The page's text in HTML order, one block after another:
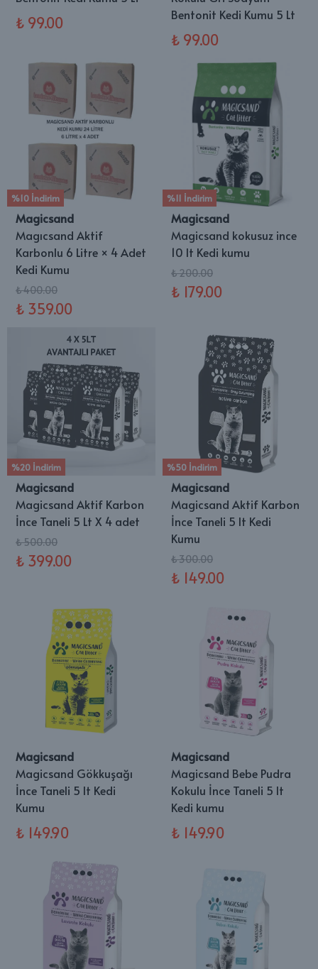
₺ 99.00
Bentonit Kedi Kumu 5 Lt
₺ 99.00
%10 İndirim
Magicsand
Magıcsand Aktif
Karbonlu 6 Litre × 4 Adet
Kedi Kumu
₺ 400.00
₺ 359.00
%11 İndirim
Magicsand
Magicsand kokusuz ince
10 lt Kedi kumu
₺ 200.00
₺ 179.00
%20 İndirim
Magicsand
Magicsand Aktif Karbon
İnce Taneli 5 Lt X 4 adet
₺ 500.00
₺ 399.00
%50 İndirim
Magicsand
Magicsand Aktif Karbon
İnce Taneli 5 lt Kedi
Kumu
₺ 300.00
₺ 149.00
Magicsand
Magicsand Gökkuşağı
İnce Taneli 5 lt Kedi
Kumu
₺ 149.90
Magicsand
Magicsand Bebe Pudra
Kokulu İnce Taneli 5 lt
Kedi kumu
₺ 149.90